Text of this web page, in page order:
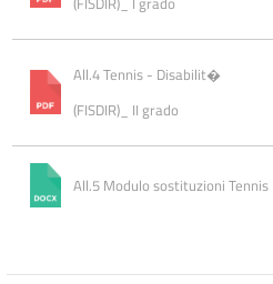
All.4 Tennis - Disabilit�
(FISDIR)_ II grado
All.5 Modulo sostituzioni Tennis